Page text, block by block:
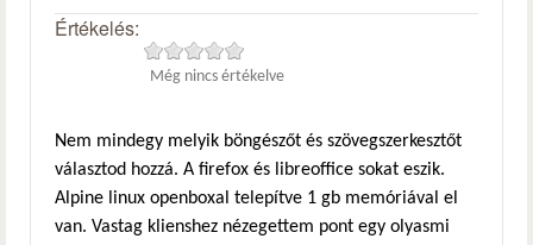
Értékelés:
Még nincs értékelve
Nem mindegy melyik böngészőt és szövegszerkesztőt
választod hozzá. A firefox és libreoffice sokat eszik.
Alpine linux openboxal telepítve 1 gb memóriával el
van. Vastag klienshez nézegettem pont egy olyasmi